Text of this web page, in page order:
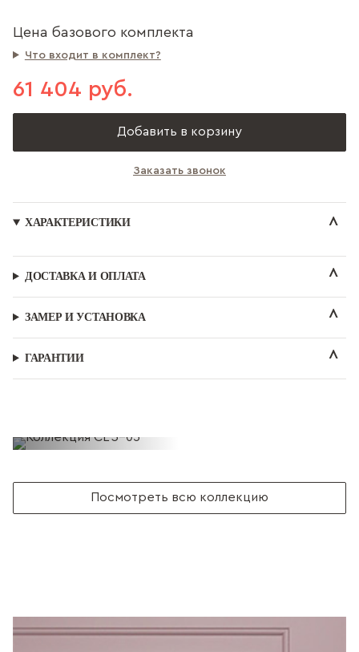
Цена базового комплекта
Что входит в комплект?
61 404 руб.
Добавить в корзину
Заказать звонок
ХАРАКТЕРИСТИКИ
ДОСТАВКА И ОПЛАТА
ЗАМЕР И УСТАНОВКА
ГАРАНТИИ
Посмотреть всю коллекцию